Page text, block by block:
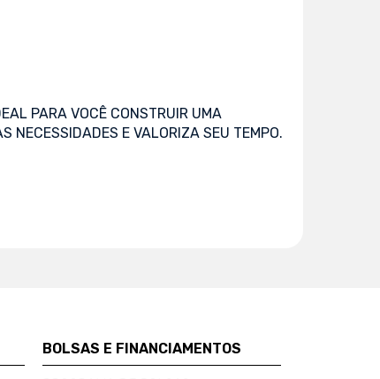
PARA VOCÊ CONSTRUIR UMA
NECESSIDADES E VALORIZA SEU TEMPO.
BOLSAS E FINANCIAMENTOS